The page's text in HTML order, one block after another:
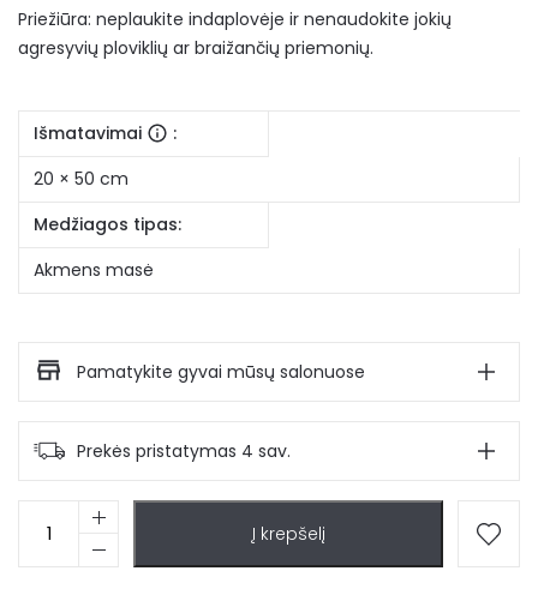
Priežiūra: neplaukite indaplovėje ir nenaudokite jokių
agresyvių ploviklių ar braižančių priemonių.
Išmatavimai
:
20 × 50 cm
Medžiagos tipas:
Akmens masė
Pamatykite gyvai mūsų salonuose
Prekės pristatymas 4 sav.
produkto
kiekis:
Į krepšelį